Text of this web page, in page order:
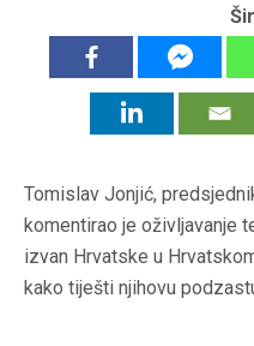
Tomislav Jonjić,
komentirao je oživljavanje
izvan Hrvatske u
kako tiješti njihovu